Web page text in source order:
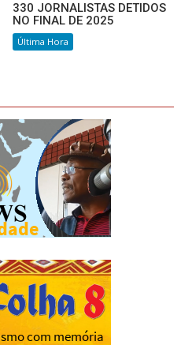
330 JORNALISTAS DETIDOS
NO FINAL DE 2025
Última Hora